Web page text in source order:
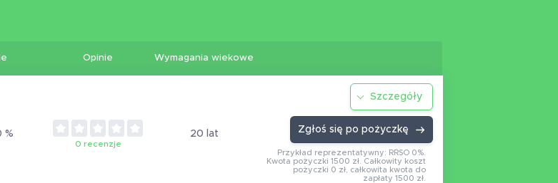
Opinie Wymagania wiekowe
%
0 recenzje
20 lat
Szczegóły
Zgłoś się po pożyczkę
Przykład reprezentatywny: RRSO 0%.
Kwota pożyczki 1500 zł. Całkowity koszt
pożyczki 0 zł, całkowita kwota do
zapłaty 1500 zł.